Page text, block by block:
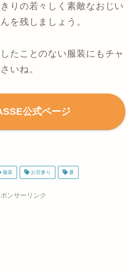
りの若々しく素敵なおじい
を残しましょう。
たことのない服装にもチャ
いね。
公式ページ
服装 お宮参り 夏
ポンサーリンク